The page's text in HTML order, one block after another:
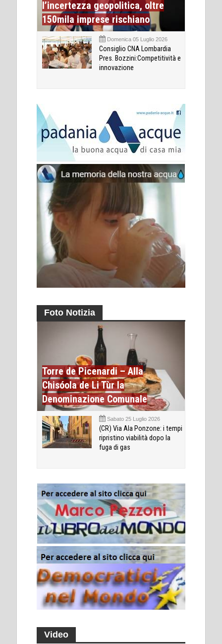
l’incertezza geopolitica, oltre
150mila imprese rischiano
Domenica 05 Luglio 2026
Consiglio CNA Lombardia
Pres. Bozzini:Competitività e
innovazione
Foto Notizia
Torre de Picenardi – Alla
Chisóola de Li Tùr la
Denominazione Comunale
Sabato 25 Luglio 2026
(CR) Via Ala Ponzone: i tempi
ripristino viabilità dopo la
fuga di gas
Video